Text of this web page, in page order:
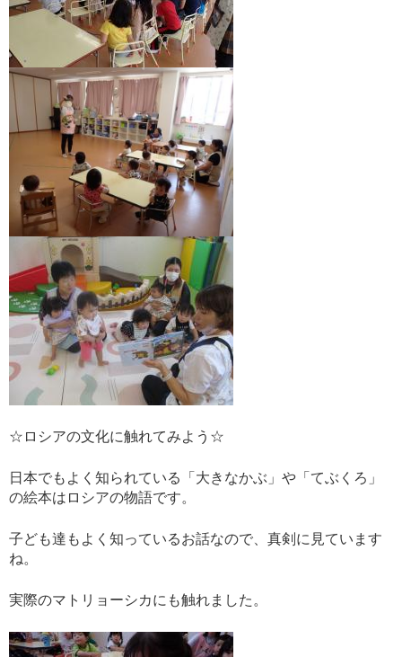
☆ロシアの文化に触れてみよう☆
日本でもよく知られている「大きなかぶ」や「てぶくろ」
の絵本はロシアの物語です。
子ども達もよく知っているお話なので、真剣に見ています
ね。
実際のマトリョーシカにも触れました。